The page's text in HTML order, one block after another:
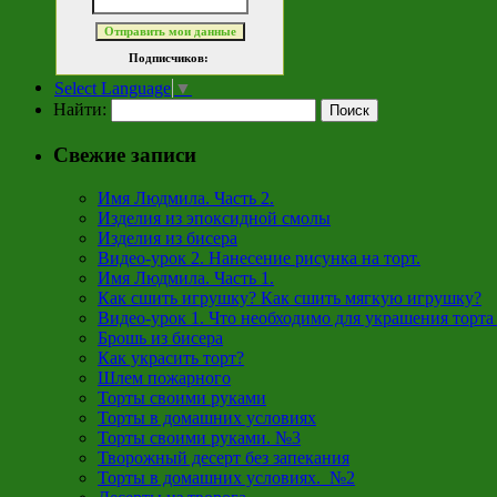
Подписчиков:
Select Language ▼
Найти:
Свежие записи
Имя Людмила. Часть 2.
Изделия из эпоксидной смолы
Изделия из бисера
Видео-урок 2. Нанесение рисунка на торт.
Имя Людмила. Часть 1.
Как сшить игрушку? Как сшить мягкую игрушку?
Видео-урок 1. Что необходимо для украшения
Брошь из бисера
Как украсить торт?
Шлем пожарного
Торты своими руками
Торты в домашних условиях
Торты своими руками. №3
Творожный десерт без запекания
Торты в домашних условиях. №2